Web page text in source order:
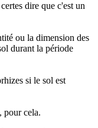
dire que c'est un
ou la dimension des
durant la période
si le sol est
pour cela.